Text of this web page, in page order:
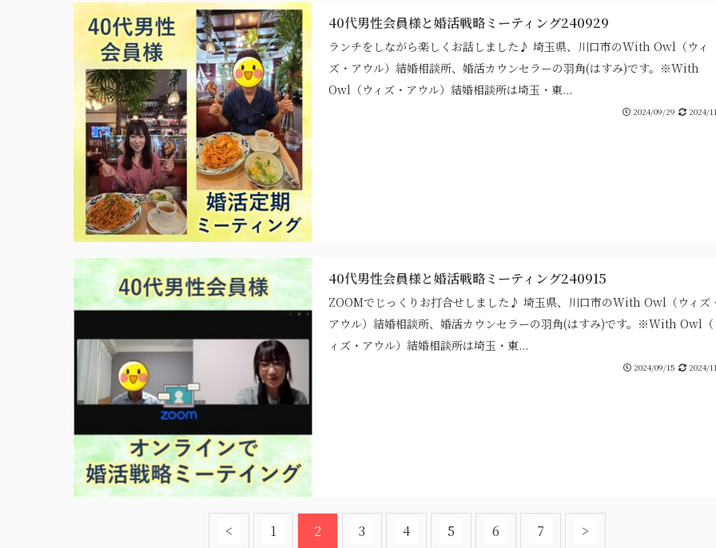
40代男性会員様と婚活戦略ミーティング240929
ランチをしながら楽しくお話しました♪ 埼玉県、川口市のWith Owl（ウィ
ズ・アウル）結婚相談所、婚活カウンセラーの羽角(はすみ)です。※With
Owl（ウィズ・アウル）結婚相談所は埼玉・東...
2024/09/29 2024/
40代男性会員様と婚活戦略ミーティング240915
ZOOMでじっくりお打合せしました♪ 埼玉県、川口市のWith Owl（ウィズ
アウル）結婚相談所、婚活カウンセラーの羽角(はすみ)です。※With Owl（
ィズ・アウル）結婚相談所は埼玉・東...
2024/09/15 2024/
< 1 2 3 4 5 6 7 >